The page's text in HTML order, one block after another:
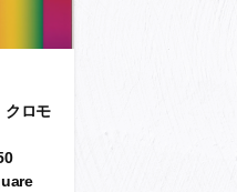
クロモ